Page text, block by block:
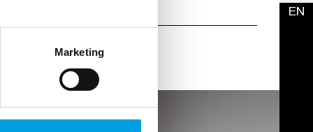
Marketing
EN